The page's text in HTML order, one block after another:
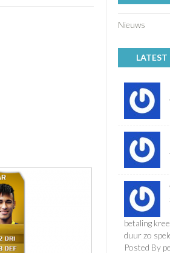
Nieuws
betaling
duur zo
Posted By